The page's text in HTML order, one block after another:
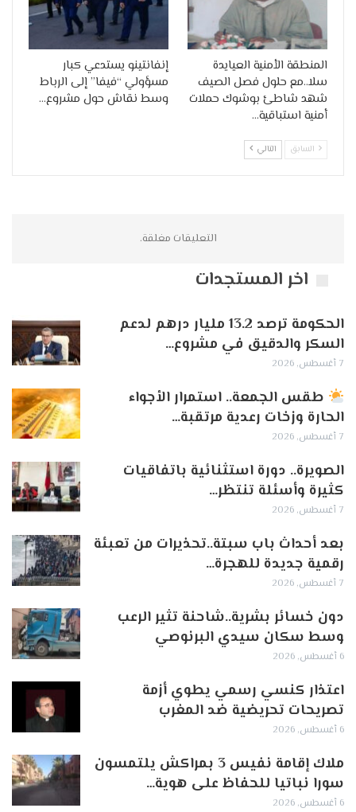
‏المنطقة الأمنية العيايدة
سلا..مع حلول فصل الصيف
شهد شاطئ بوشوك حملات
أمنية استباقية…
إنفانتينو يستدعي كبار
مسؤولي “فيفا” إلى الرباط
وسط نقاش حول مشروع…
السابق التالي
التعليقات مغلقة.
اخر المستجدات
الحكومة ترصد 13.2 مليار درهم لدعم
السكر والدقيق في مشروع…
7 أغسطس, 2026
طقس الجمعة.. استمرار الأجواء
الحارة وزخات رعدية مرتقبة…
7 أغسطس, 2026
الصويرة.. دورة استثنائية باتفاقيات
كثيرة وأسئلة تنتظر…
7 أغسطس, 2026
بعد أحداث باب سبتة..تحذيرات من تعبئة
رقمية جديدة للهجرة…
7 أغسطس, 2026
دون خسائر بشرية..شاحنة تثير الرعب
وسط سكان سيدي البرنوصي
6 أغسطس, 2026
اعتذار كنسي رسمي يطوي أزمة
تصريحات تحريضية ضد المغرب
6 أغسطس, 2026
ملاك إقامة نفيس 3 بمراكش يلتمسون
سورا نباتيا للحفاظ على هوية…
6 أغسطس, 2026